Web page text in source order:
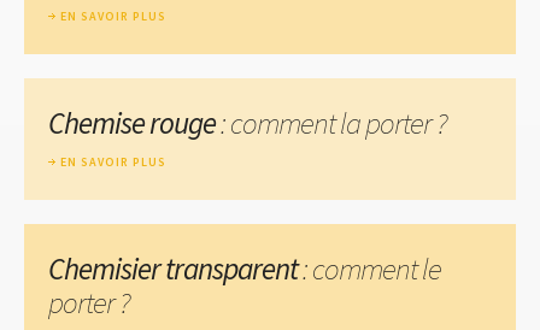
EN SAVOIR PLUS
Chemise rouge: comment la porter ?
EN SAVOIR PLUS
Chemisier transparent: comment le
porter ?